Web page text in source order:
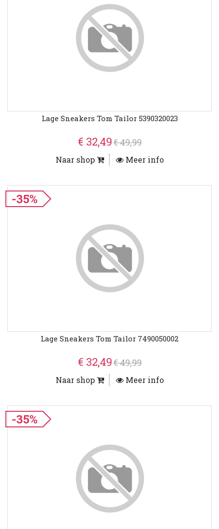
Lage Sneakers Tom Tailor 5390320023
€ 32,49€ 49,99
Naar shop Meer info
-35%
Lage Sneakers Tom Tailor 7490050002
€ 32,49€ 49,99
Naar shop Meer info
-35%